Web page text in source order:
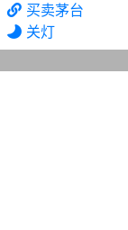
买卖茅台
关灯